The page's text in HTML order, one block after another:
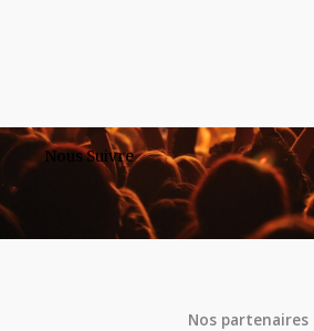
Nous Suivre
Nos partenaires